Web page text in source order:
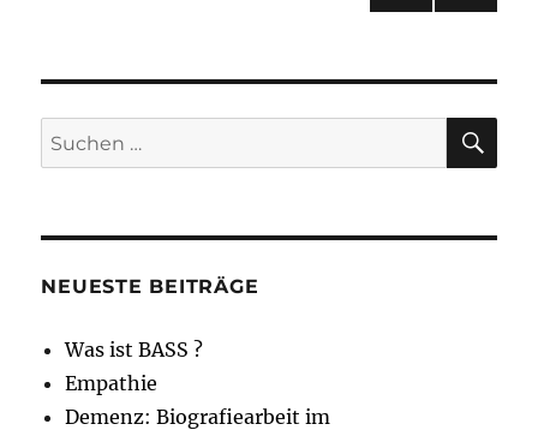
Beiträge
SEIT
E
Suche
nach:
NEUESTE BEITRÄGE
Was ist BASS ?
Empathie
Demenz: Biografiearbeit im